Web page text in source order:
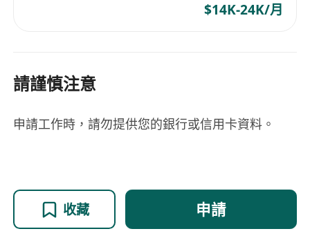
$14K-24K/月
請謹慎注意
申請工作時，請勿提供您的銀行或信用卡資料。
收藏 申請